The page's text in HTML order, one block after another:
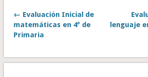
← Evaluación Inicial de
matemáticas en 4º de
Primaria
lenguaje